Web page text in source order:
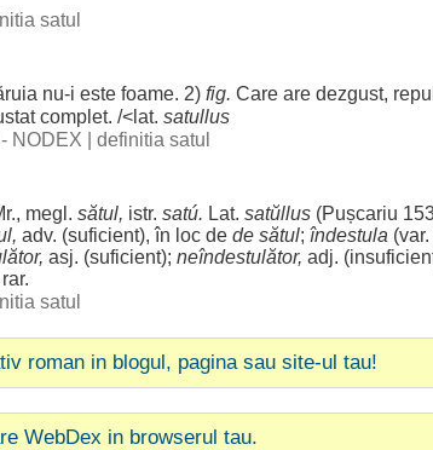
satul
nu-i este foame. 2) fig. Care are dezgust,
complet. /<lat. satullus
NODEX
definitia satul
megl. sătul, istr. satú. Lat. satŭllus (Pușcariu
, adv. (suficient), în loc de de sătul; îndestula (var.
, asj. (suficient); neîndestulător, adj. (
rar.
satul
roman in blogul, pagina sau site-ul tau!
WebDex in browserul tau.